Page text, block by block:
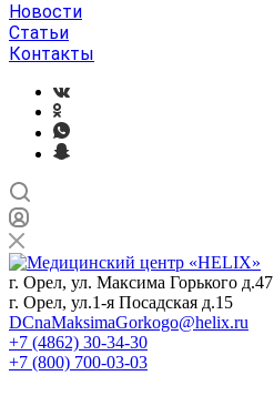
Новости
Статьи
Контакты
г. Орел, ул. Максима Горького д.47
г. Орел, ул.1-я Посадская д.15
DCnaMaksimaGorkogo@helix.ru
+7 (4862) 30-34-30
+7 (800) 700-03-03